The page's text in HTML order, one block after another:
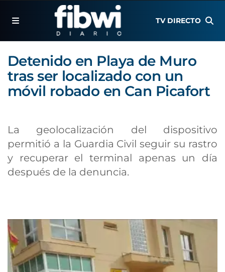
TV DIRECTO
Detenido en Playa de Muro
tras ser localizado con un
móvil robado en Can Picafort
La geolocalización del dispositivo
permitió a la Guardia Civil seguir su rastro
y recuperar el terminal apenas un día
después de la denuncia.